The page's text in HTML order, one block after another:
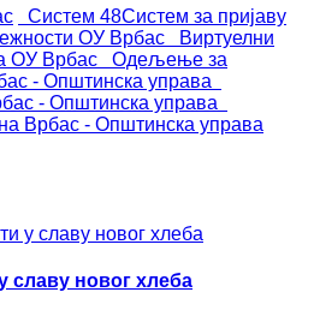
Систем 48Систем за пријаву
ОУ Врбас
Виртуелни
ОУ Врбас
Одељење за
- Општинска управа
- Општинска управа
Врбас - Општинска управа
славу новог хлеба